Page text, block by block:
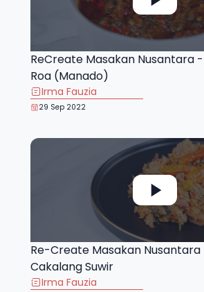
ReCreate Masakan Nusantara
Roa (Manado)
Irma Fauzia
29 Sep 2022
Re-Create Masakan
Cakalang Suwir
Irma Fauzia